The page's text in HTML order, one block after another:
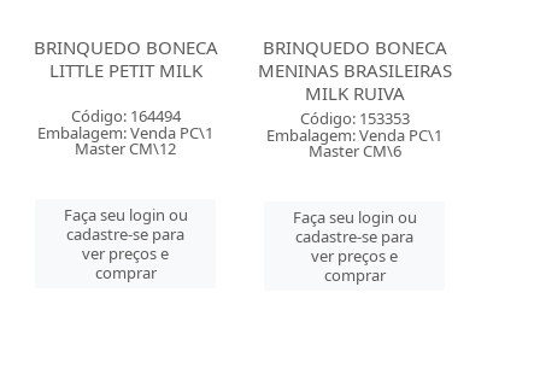
BRINQUEDO BONECA
LITTLE PETIT MILK
Código: 164494
Embalagem: Venda PC\1
Master CM\12
Faça seu login ou
cadastre-se para
ver preços e
comprar
BRINQUEDO BONECA
MENINAS BRASILEIRAS
MILK RUIVA
Código: 153353
Embalagem: Venda PC\1
Master CM\6
Faça seu login ou
cadastre-se para
ver preços e
comprar